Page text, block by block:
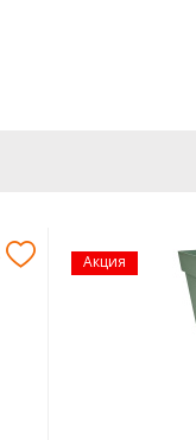
Акция